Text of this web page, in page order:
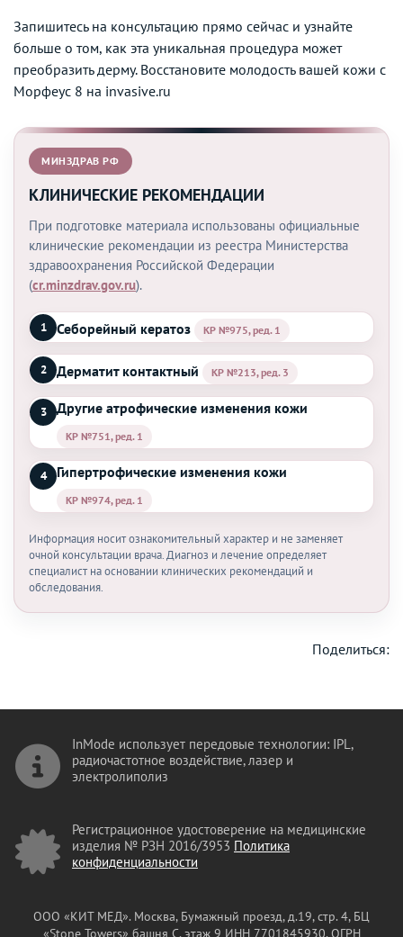
Запишитесь на консультацию прямо сейчас и узнайте
больше о том, как эта уникальная процедура может
преобразить дерму. Восстановите молодость вашей кожи с
Морфеус 8 на invasive.ru
МИНЗДРАВ РФ
КЛИНИЧЕСКИЕ РЕКОМЕНДАЦИИ
При подготовке материала использованы официальные
клинические рекомендации из реестра Министерства
здравоохранения Российской Федерации
(cr.minzdrav.gov.ru).
1 Себорейный кератоз КР №975, ред. 1
2 Дерматит контактный КР №213, ред. 3
3 Другие атрофические изменения кожи
КР №751, ред. 1
4 Гипертрофические изменения кожи
КР №974, ред. 1
Информация носит ознакомительный характер и не заменяет
очной консультации врача. Диагноз и лечение определяет
специалист на основании клинических рекомендаций и
обследования.
Поделиться:
InMode использует передовые технологии: IPL,
радиочастотное воздействие, лазер и
электролиполиз
Регистрационное удостоверение на медицинские
изделия № РЗН 2016/3953 Политика
конфиденциальности
ООО «КИТ МЕД». Москва, Бумажный проезд, д.19, стр. 4, БЦ
«Stone Towers» башня C, этаж 9 ИНН 7701845930, ОГРН